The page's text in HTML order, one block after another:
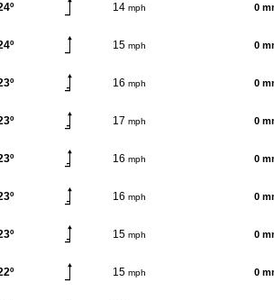
14 mph 0
15 mph 0
16 mph 0
17 mph 0
16 mph 0
16 mph 0
15 mph 0
15 mph 0